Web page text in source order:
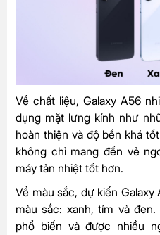
Về chất liệu, Galaxy A56
dụng mặt lưng kính như
hoàn thiện và độ bền khá
không chỉ mang đến vẻ
máy tản nhiệt tốt hơn.
Về màu sắc, dự kiến
màu sắc: xanh, tím và
phổ biến và được nhiều